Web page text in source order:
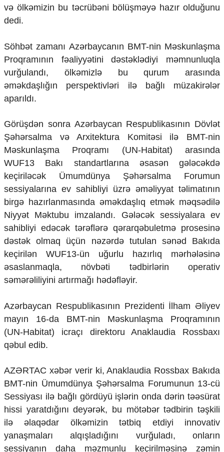
və ölkəmizin bu təcrübəni bölüşməyə hazır olduğunu
dedi.
Söhbət zamanı Azərbaycanın BMT-nin Məskunlaşma
Proqramının fəaliyyətini dəstəklədiyi məmnunluqla
vurğulandı, ölkəmizlə bu qurum arasında
əməkdaşlığın perspektivləri ilə bağlı müzakirələr
aparıldı.
Görüşdən sonra Azərbaycan Respublikasının Dövlət
Şəhərsalma və Arxitektura Komitəsi ilə BMT-nin
Məskunlaşma Proqramı (UN-Habitat) arasında
WUF13 Bakı standartlarına əsasən gələcəkdə
keçiriləcək Ümumdünya Şəhərsalma Forumun
sessiyalarına ev sahibliyi üzrə əməliyyat təlimatının
birgə hazırlanmasında əməkdaşlıq etmək məqsədilə
Niyyət Məktubu imzalandı. Gələcək sessiyalara ev
sahibliyi edəcək tərəflərə qərarqəbuletmə prosesinə
dəstək olmaq üçün nəzərdə tutulan sənəd Bakıda
keçirilən WUF13-ün uğurlu hazırlıq mərhələsinə
əsaslanmaqla, növbəti tədbirlərin operativ
səmərəliliyini artırmağı hədəfləyir.
Azərbaycan Respublikasının Prezidenti İlham Əliyev
mayın 16-da BMT-nin Məskunlaşma Proqramının
(UN-Habitat) icraçı direktoru Anaklaudia Rossbaxı
qəbul edib.
AZƏRTAC xəbər verir ki, Anaklaudia Rossbax Bakıda
BMT-nin Ümumdünya Şəhərsalma Forumunun 13-cü
Sessiyası ilə bağlı gördüyü işlərin onda dərin təəsürat
hissi yaratdığını deyərək, bu mötəbər tədbirin təşkili
ilə əlaqədar ölkəmizin tətbiq etdiyi innovativ
yanaşmaları alqışladığını vurğuladı, onların
sessiyanın daha məzmunlu keçirilməsinə zəmin